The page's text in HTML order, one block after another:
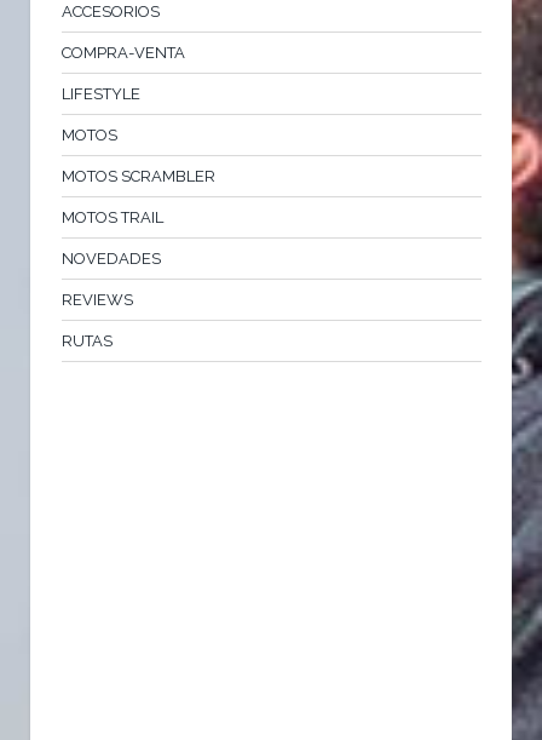
ACCESORIOS
COMPRA-VENTA
LIFESTYLE
MOTOS
MOTOS SCRAMBLER
MOTOS TRAIL
NOVEDADES
REVIEWS
RUTAS